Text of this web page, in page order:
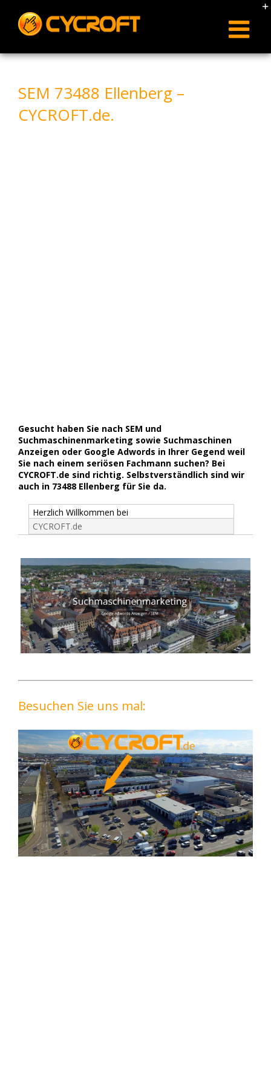
content
SEM 73488 Ellenberg –
CYCROFT.de.
Gesucht haben Sie nach SEM und
Suchmaschinenmarketing sowie Suchmaschinen
Anzeigen oder Google Adwords in Ihrer Gegend weil
Sie nach einem seriösen Fachmann suchen? Bei
CYCROFT.de sind richtig. Selbstverständlich sind wir
auch in 73488 Ellenberg für Sie da.
Herzlich Willkommen bei
CYCROFT.de
Besuchen Sie uns mal: